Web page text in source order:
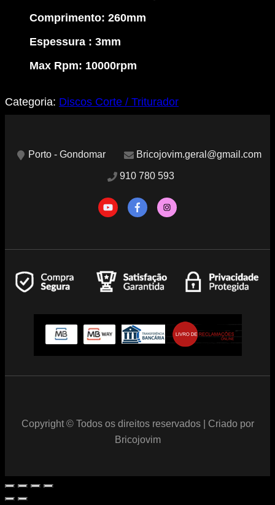
SilvasComprimento: 260mm
Espessura : 3mm
Max Rpm: 10000rpm
Categoria: Discos Corte / Triturador
Porto - Gondomar Bricojovim.geral@gmail.com
910 780 593
Copyright © Todos os direitos reservados | Criado por
Bricojovim